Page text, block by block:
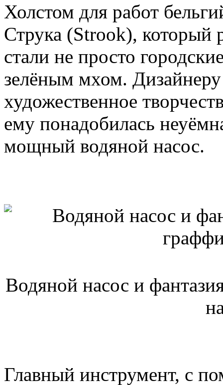
Холстом для работ
Струка (Strook), который
стали не просто
зелёным мхом.
художественное
ему понадобилась
мощный водяной насос.
Водяной насос и
Главный инструмент, с